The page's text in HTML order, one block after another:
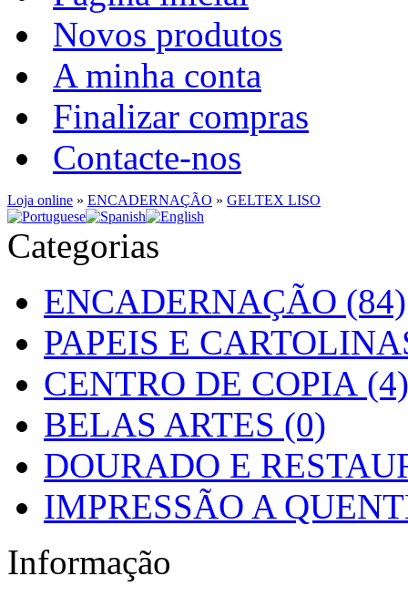
Novos produtos
A minha conta
Finalizar compras
Contacte-nos
Loja online » ENCADERNAÇÃO » GELTEX LISO
Categorias
ENCADERNAÇÃO (84)
PAPEIS E
CENTRO DE COPIA (4)
BELAS ARTES (0)
DOURADO E
IMPRESSÃO A
Informação